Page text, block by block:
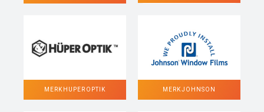
MERK HUPER OPTIK MERK JOHNSON